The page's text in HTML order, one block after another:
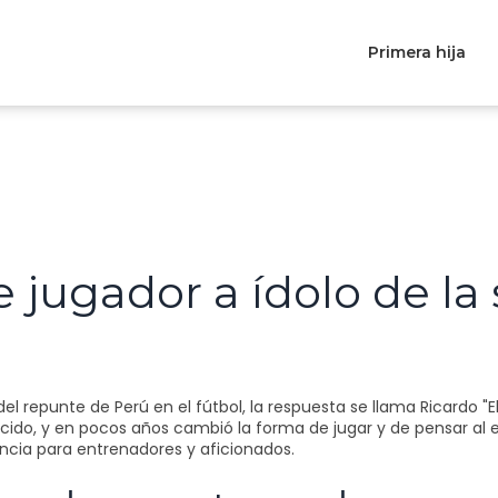
Primera hija
jugador a ídolo de la
repunte de Perú en el fútbol, la respuesta se llama Ricardo
y en pocos años cambió la forma de jugar y de pensar al
para entrenadores y aficionados.